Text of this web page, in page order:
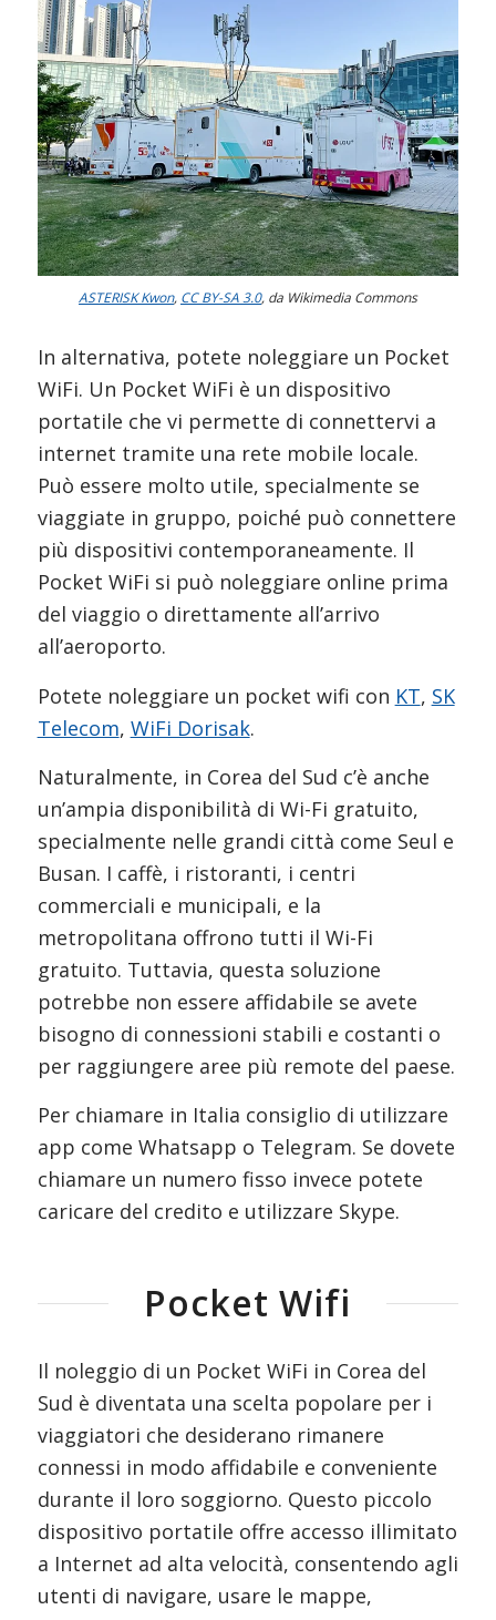
ASTERISK Kwon, CC BY-SA 3.0, da Wikimedia Commons
In alternativa, potete noleggiare un Pocket
WiFi. Un Pocket WiFi è un dispositivo
portatile che vi permette di connettervi a
internet tramite una rete mobile locale.
Può essere molto utile, specialmente se
viaggiate in gruppo, poiché può connettere
più dispositivi contemporaneamente. Il
Pocket WiFi si può noleggiare online prima
del viaggio o direttamente all’arrivo
all’aeroporto.
Potete noleggiare un pocket wifi con KT, SK
Telecom, WiFi Dorisak.
Naturalmente, in Corea del Sud c’è anche
un’ampia disponibilità di Wi-Fi gratuito,
specialmente nelle grandi città come Seul e
Busan. I caffè, i ristoranti, i centri
commerciali e municipali, e la
metropolitana offrono tutti il Wi-Fi
gratuito. Tuttavia, questa soluzione
potrebbe non essere affidabile se avete
bisogno di connessioni stabili e costanti o
per raggiungere aree più remote del paese.
Per chiamare in Italia consiglio di utilizzare
app come Whatsapp o Telegram. Se dovete
chiamare un numero fisso invece potete
caricare del credito e utilizzare Skype.
Pocket Wifi
Il noleggio di un Pocket WiFi in Corea del
Sud è diventata una scelta popolare per i
viaggiatori che desiderano rimanere
connessi in modo affidabile e conveniente
durante il loro soggiorno. Questo piccolo
dispositivo portatile offre accesso illimitato
a Internet ad alta velocità, consentendo agli
utenti di navigare, usare le mappe,